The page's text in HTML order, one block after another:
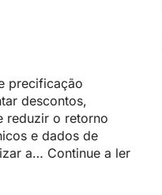
precificação
descontos,
reduzir o retorno
e dados de
a… Continue a ler